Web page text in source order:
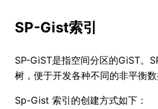
SP-Gist索引
SP-GiST是指空间分区的GiST。
树，便于开发各种不同的非平衡数
Sp-Gist 索引的创建方式如下：